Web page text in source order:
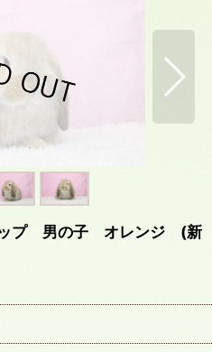
ップ 男の子 オレンジ (新